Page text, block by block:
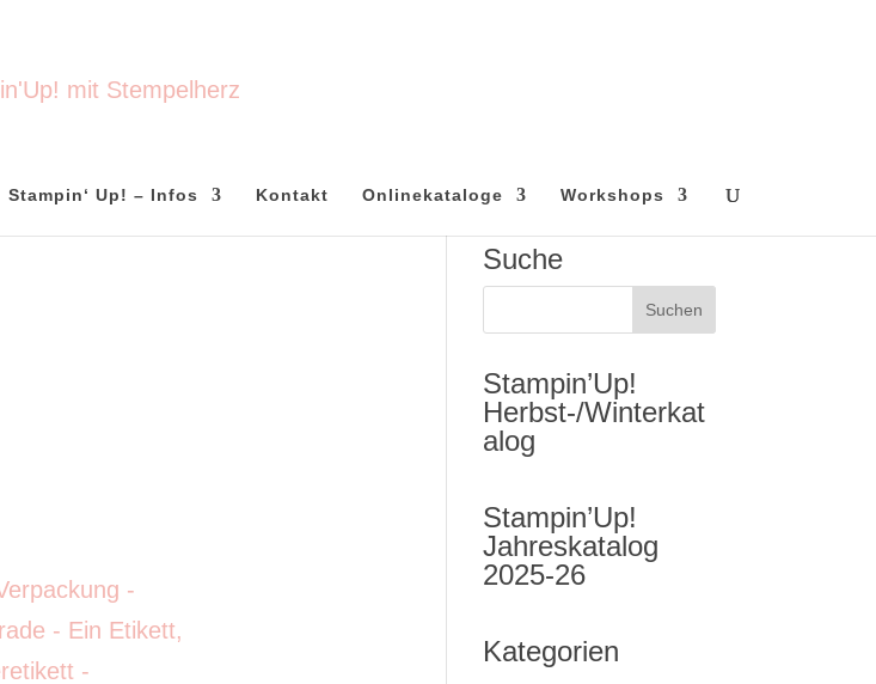
Stampin‘ Up! – Infos Kontakt Onlinekataloge Workshops
Suche
Stampin’Up!
Herbst-/Winterkat
alog
Stampin’Up!
Jahreskatalog
2025-26
Kategorien